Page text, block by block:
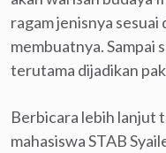
ragam jenisnya
membuatnya. Sampai
terutama dijadikan
Berbicara lebih lanjut
mahasiswa STAB